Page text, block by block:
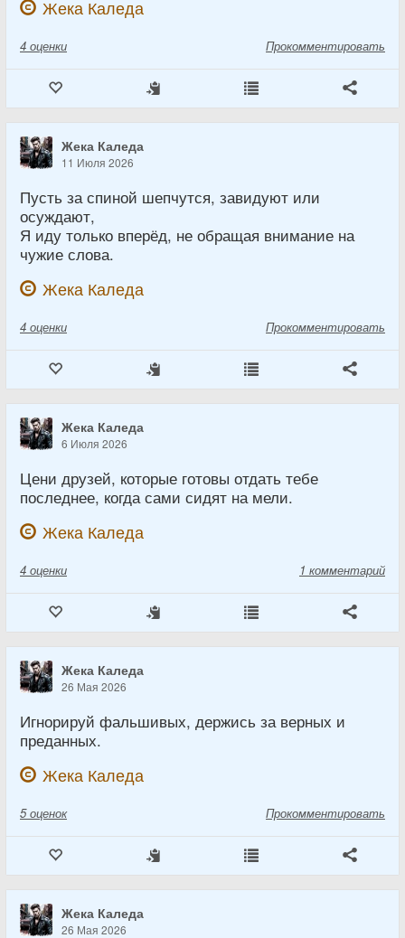
Жека Каледа
4 оценки Прокомментировать
Жека Каледа
11 Июля 2026
Пусть за спиной шепчутся, завидуют или
осуждают,
Я иду только вперёд, не обращая внимание на
чужие слова.
Жека Каледа
4 оценки Прокомментировать
Жека Каледа
6 Июля 2026
Цени друзей, которые готовы отдать тебе
последнее, когда сами сидят на мели.
Жека Каледа
4 оценки 1 комментарий
Жека Каледа
26 Мая 2026
Игнорируй фальшивых, держись за верных и
преданных.
Жека Каледа
5 оценок Прокомментировать
Жека Каледа
26 Мая 2026